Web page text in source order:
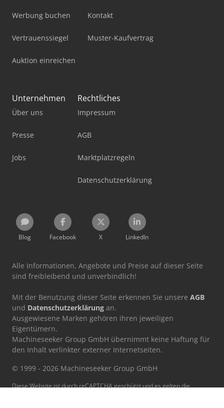
Werbung buchen
Vertrauenssiegel
Auktion einreichen
Kontakt
Muster-Kaufvertrag
Unternehmen
Über uns
Presse
Jobs
Rechtliches
Impressum
AGB
Marktplatzregeln
Datenschutzerklärung
Blog Facebook X LinkedIn
Alle Informationen, Angebote und Preise auf dieser Seite
sind freibleibend und unverbindlich!
Mit der Benutzung dieser Seite erkennen Sie unsere AGB
und Datenschutzerklärung an.
Ausgewiesene Marken gehören ihren jeweiligen
Eigentümern.
Machineseeker Group GmbH übernimmt keine Haftung für
den Inhalt verlinkter externer Internetseiten.
© 1999 - 2026 Machineseeker Group GmbH
Diese Website ist durch reCAPTCHA geschützt und es gelten die